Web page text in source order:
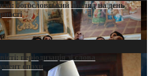
богословський погляд на день
періодизація зі слова
епохи